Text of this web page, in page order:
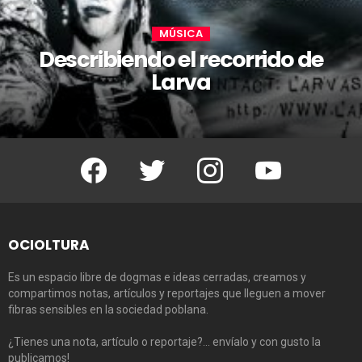
MÚSICA
Describiendo el recorrido de
Larva
Facebook Twitter Instagram Youtube
OCIOLTURA
Es un espacio libre de dogmas e ideas cerradas, creamos y
compartimos notas, artículos y reportajes que lleguen a mover
fibras sensibles en la sociedad poblana.
¿Tienes una nota, artículo o reportaje?… envíalo y con gusto la
publicamos!